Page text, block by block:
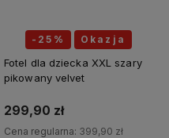
-25% Okazja
Fotel dla dziecka XXL szary
pikowany velvet
299,90 zł
Cena regularna: 399,90 zł